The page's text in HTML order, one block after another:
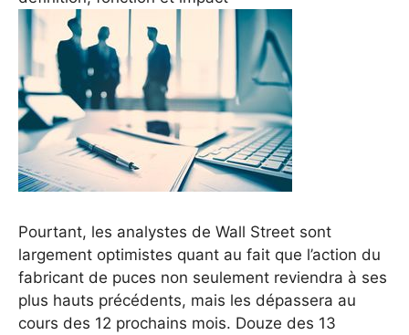
Pourtant, les analystes de Wall Street sont
largement optimistes quant au fait que l’action du
fabricant de puces non seulement reviendra à ses
plus hauts précédents, mais les dépassera au
cours des 12 prochains mois. Douze des 13